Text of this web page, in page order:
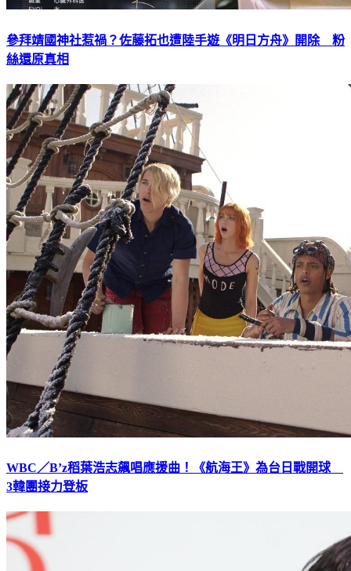
參拜靖國神社惹禍？佐藤拓也遭陸手遊《明日方舟》開除 粉
絲還原真相
WBC／B’z稻葉浩志飆唱應援曲！《航海王》為台日戰開球
3韓團接力登板